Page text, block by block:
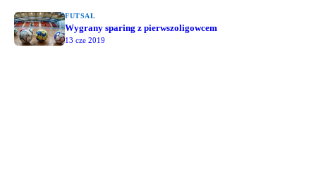
FUTSAL
Wygrany sparing z pierwszoligowcem
13 cze 2019